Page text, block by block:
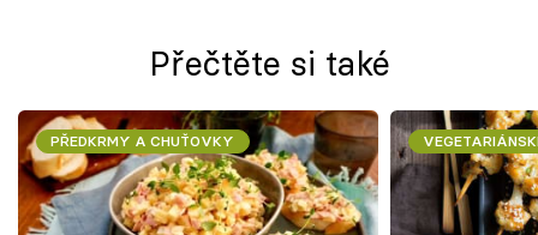
Přečtěte si také
PŘEDKRMY A CHUŤOVKY